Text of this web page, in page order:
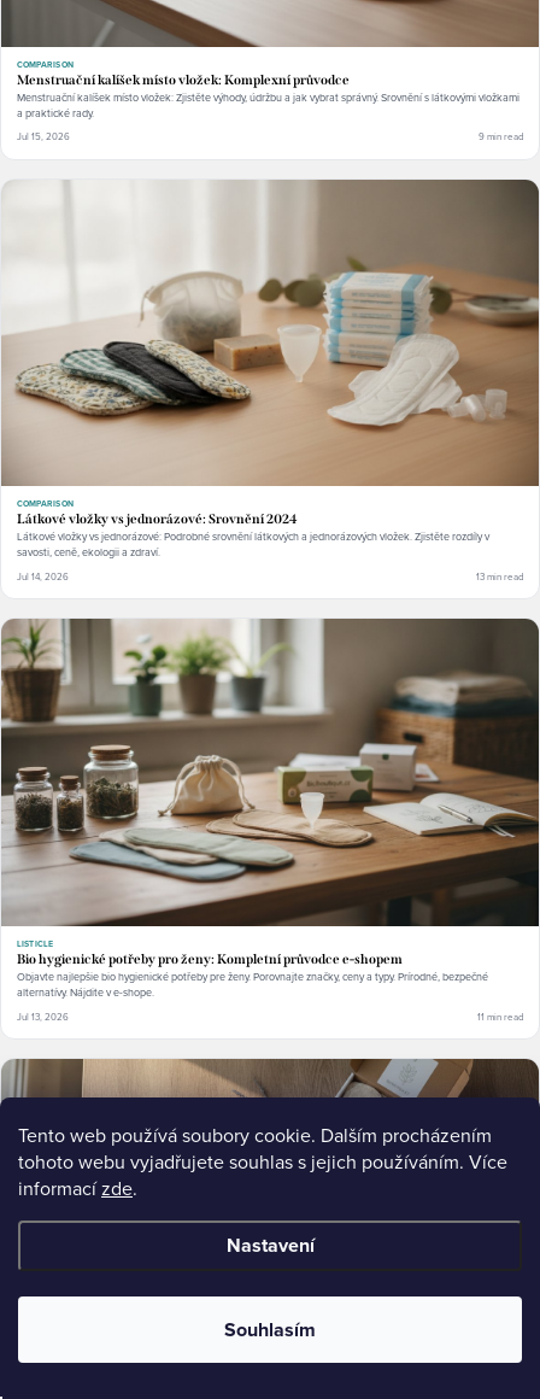
Tento web používá soubory cookie. Dalším procházením
tohoto webu vyjadřujete souhlas s jejich používáním. Více
informacízde.
Nastavení
Souhlasím
COMPARISON
Menstruační kalíšek místo vložek: Komplexní průvodce
Menstruační kalíšek místo vložek: Zjistěte výhody, údržbu a jak vybrat správný. Srovnění s látkovými vložkami
a praktické rady.
Jul 15, 2026 9 min read
COMPARISON
Látkové vložky vs jednorázové: Srovnění 2024
Látkové vložky vs jednorázové: Podrobné srovnění látkových a jednorázových vložek. Zjistěte rozdíly v
savosti, ceně, ekologii a zdraví.
Jul 14, 2026 13 min read
LISTICLE
Bio hygienické potřeby pro ženy: Kompletní průvodce e-shopem
Objavte najlepšie bio hygienické potřeby pre ženy. Porovnajte značky, ceny a typy. Prírodné, bezpečné
alternatívy. Nájdite v e-shope.
Jul 13, 2026 11 min read